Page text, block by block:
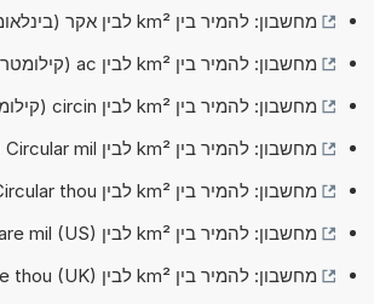
מחשבון: להמיר בין km² לבין אקר (בינלאומי) (קילומטר רבוע לבין אקר (בינלאומי))
מחשבון: להמיר בין km² לבין ac (קילומטר רבוע לבין אקר (ארה"ב))
מחשבון: להמיר בין km² לבין circin (קילומטר רבוע לבין אינץ' מעגלי)
מחשבון: להמיר בין km² לבין Circular mil (קילומטר רבוע לבין Circular mil)
מחשבון: להמיר בין km² לבין Circular thou (קילומטר רבוע לבין Circular thou)
מחשבון: להמיר בין km² לבין Square mil (US) (קילומטר רבוע לבין Square mil (US))
מחשבון: להמיר בין km² לבין Square thou (UK) (קילומטר רבוע לבין Square thou (UK))